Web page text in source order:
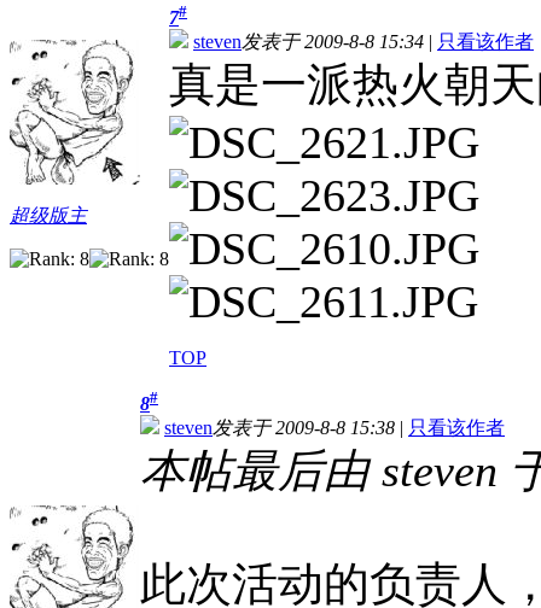
超级版主
7#
steven发表于 2009-8-8 15:34 | 只看该作者
真是一派热火朝
TOP
8#
steven发表于 2009-8-8 15:38 | 只看该作者
本帖最后由 steven
此次活动的负责人